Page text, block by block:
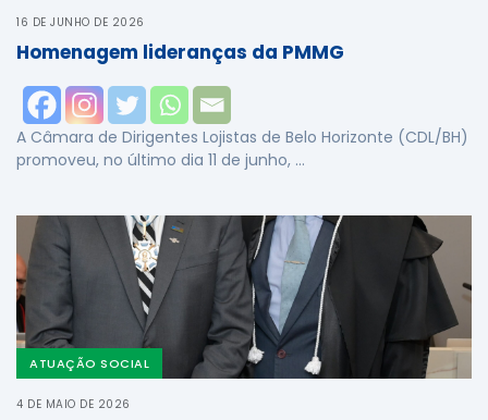
16 DE JUNHO DE 2026
Homenagem lideranças da PMMG
A Câmara de Dirigentes Lojistas de Belo Horizonte (CDL/BH)
promoveu, no último dia 11 de junho, …
ATUAÇÃO SOCIAL
4 DE MAIO DE 2026